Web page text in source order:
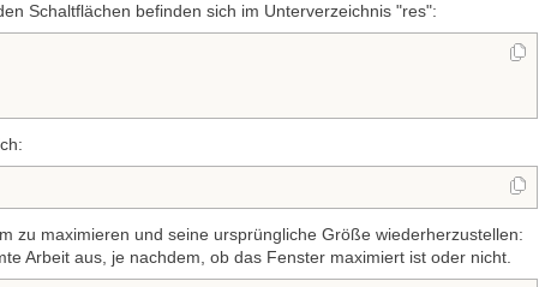
Schaltflächen befinden sich im Unterverzeichnis "res":
zu maximieren und seine ursprüngliche Größe wiederherzustellen:
Arbeit aus, je nachdem, ob das Fenster maximiert ist oder nicht.